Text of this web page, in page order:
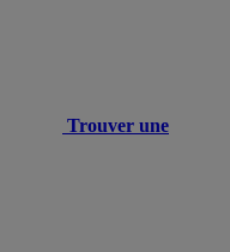
Trouver une